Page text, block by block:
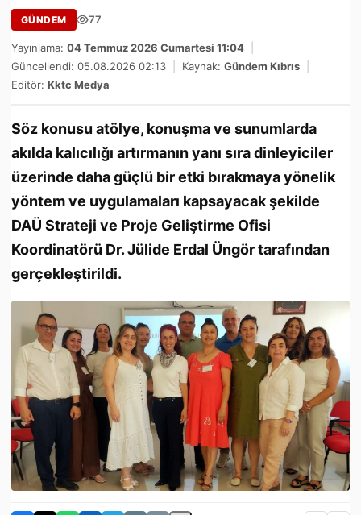
GÜNDEM 77
Yayınlama: 04 Temmuz 2026 Cumartesi 11:04
Güncellendi: 05.08.2026 02:13
Kaynak: Gündem Kıbrıs
Editör: Kktc Medya
Söz konusu atölye, konuşma ve sunumlarda
akılda kalıcılığı artırmanın yanı sıra dinleyiciler
üzerinde daha güçlü bir etki bırakmaya yönelik
yöntem ve uygulamaları kapsayacak şekilde
DAÜ Strateji ve Proje Geliştirme Ofisi
Koordinatörü Dr. Jülide Erdal Üngör tarafından
gerçekleştirildi.